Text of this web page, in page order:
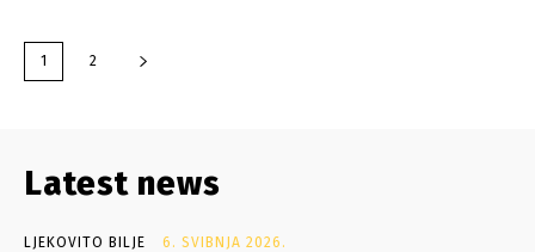
1 2
Latest news
LJEKOVITO BILJE 6. SVIBNJA 2026.